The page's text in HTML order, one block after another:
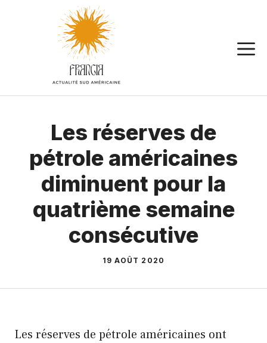
Les réserves de
pétrole américaines
diminuent pour la
quatrième semaine
consécutive
19 AOÛT 2020
Les réserves de pétrole américaines ont